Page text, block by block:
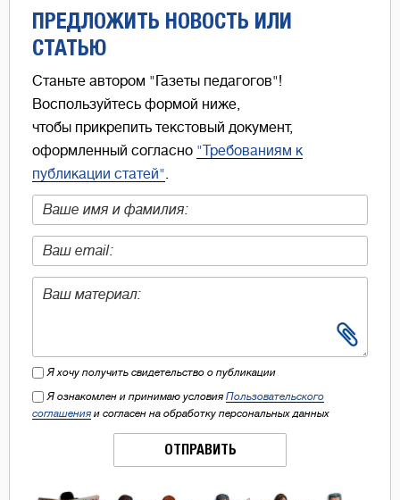
ПРЕДЛОЖИТЬ НОВОСТЬ ИЛИ
СТАТЬЮ
Станьте автором "Газеты педагогов"!
Воспользуйтесь формой ниже,
чтобы прикрепить текстовый документ,
оформленный согласно "Требованиям к
публикации статей".
Я хочу получить свидетельство о публикации
Я ознакомлен и принимаю условия Пользовательского
соглашения и согласен на обработку персональных данных
ОТПРАВИТЬ